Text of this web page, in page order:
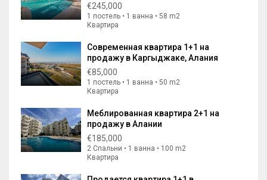
€245,000
1 постель • 1 ванна • 58 m2
Квартира
Современная квартира 1+1 на
продажу в Каргыджаке, Алания
€85,000
1 постель • 1 ванна • 50 m2
Квартира
Меблированная квартира 2+1 на
продажу в Алании
€185,000
2 Спальни • 1 ванна • 100 m2
Квартира